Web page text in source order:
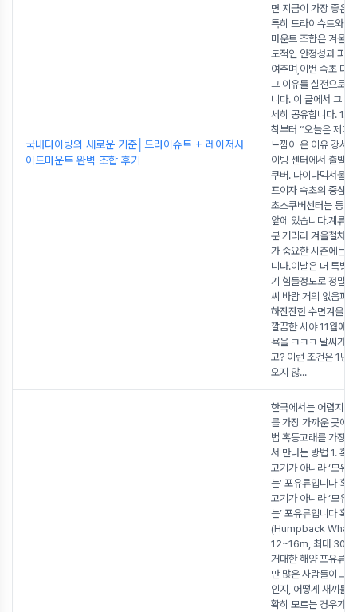
국내다이빙의 새로운 기준│드라이슈트 + 레이저사
이드마운트 완벽 조합 후기
면 지금이 가장 좋은
특히 드라이슈트와
마운트 조합은 겨울
도적인 안정성과 퍼
여주며,이번 속초 다
그 이유를 실전으로
니다. 이 글에서 그 전
세히 공유합니다. 1.
착부터 “오늘은 제대
느낌이 온 이유 강서
이빙 센터에서 출발
쿠버. 다이나믹서울
프이자 속초의 중심
초스쿠버센터는 등대
앞에 있습니다.계류
분 거리라 겨울철처
가 중요한 시즌에는
니다.이날은 더 특별
기 힘들정도로 정말
씨 바람 거의 없음파
하잔잔한 수면겨울
깔끔한 시야 11월에
욕을 ㅋㅋㅋ 날씨가
고? 이런 조건은 1년
오지 않...
한국에서는 어렵지만
를 가장 가까운 곳에
법 혹등고래를 가장
서 만나는 방법 1. 혹
고기가 아니라 ‘모유
는’ 포유류입니다 혹
고기가 아니라 ‘모유
는’ 포유류입니다 혹
(Humpback
12~16m, 최대 30톤
거대한 해양 포유류
만 많은 사람들이 고
인지, 어떻게 새끼를
확히 모르는 경우가